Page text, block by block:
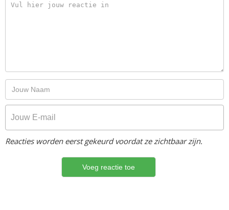
Reacties worden eerst gekeurd voordat ze zichtbaar zijn.